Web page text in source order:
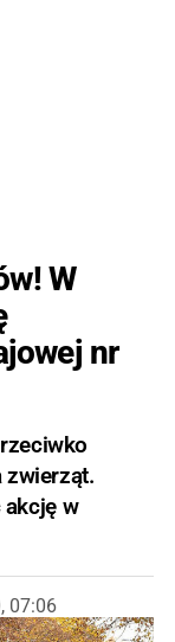
W
nr
zwierząt.
w
07:06